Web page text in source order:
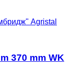
Agristal
370 mm WK